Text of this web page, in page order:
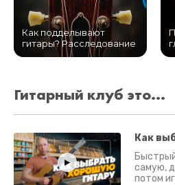
Как подделывают
гитары? Расследование
Гитарный клуб это...
Как
самую,
потом